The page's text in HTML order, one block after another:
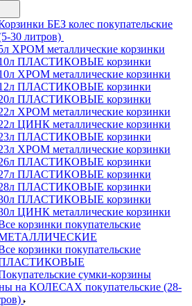
БЕЗ колес покупательские
30 литров)
ХРОМ металлические корзинки
ПЛАСТИКОВЫЕ корзинки
ХРОМ металлические корзинки
ПЛАСТИКОВЫЕ корзинки
ПЛАСТИКОВЫЕ корзинки
ХРОМ металлические корзинки
ЦИНК металлические корзинки
ПЛАСТИКОВЫЕ корзинки
ХРОМ металлические корзинки
ПЛАСТИКОВЫЕ корзинки
ПЛАСТИКОВЫЕ корзинки
ПЛАСТИКОВЫЕ корзинки
ПЛАСТИКОВЫЕ корзинки
ЦИНК металлические корзинки
корзинки покупательские
корзинки покупательские
сумки-корзины
на КОЛЕСАХ покупательские (28-